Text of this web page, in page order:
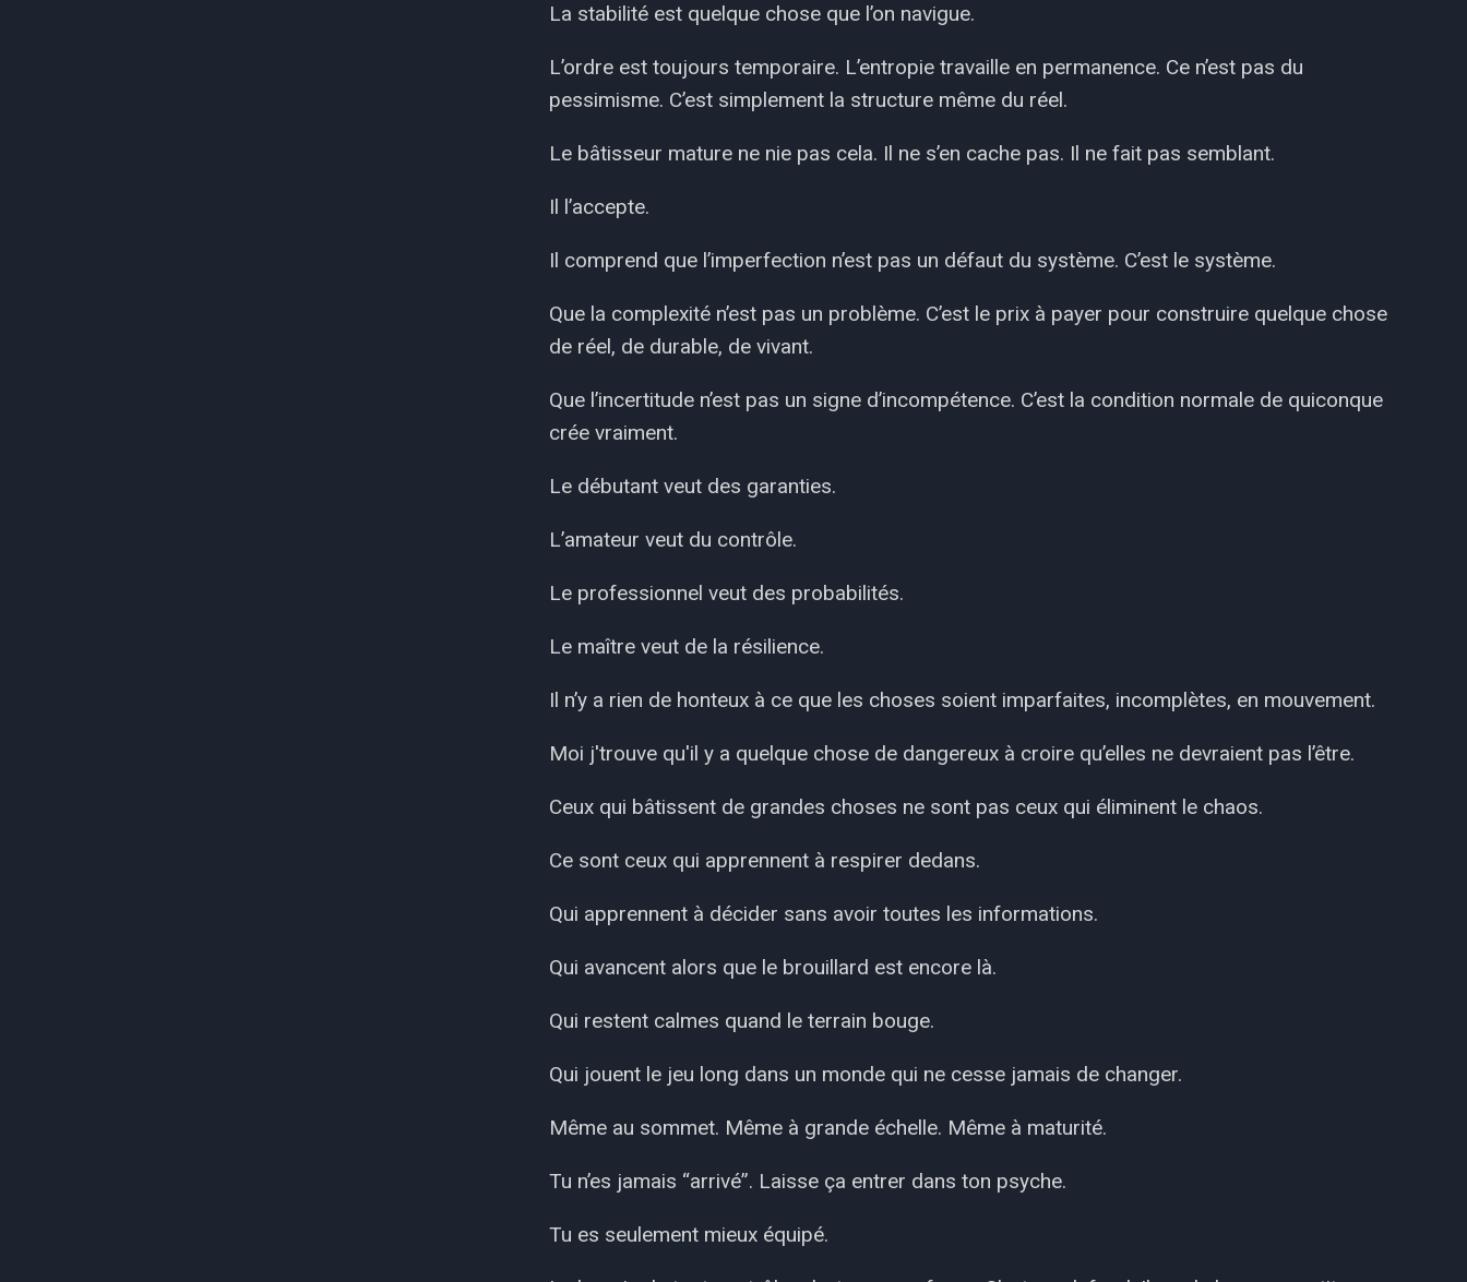
La stabilité est quelque chose que l’on navigue.
L’ordre est toujours temporaire. L’entropie travaille en permanence. Ce n’est pas du
pessimisme. C’est simplement la structure même du réel.
Le bâtisseur mature ne nie pas cela. Il ne s’en cache pas. Il ne fait pas semblant.
Il l’accepte.
Il comprend que l’imperfection n’est pas un défaut du système. C’est le système.
Que la complexité n’est pas un problème. C’est le prix à payer pour construire quelque chose
de réel, de durable, de vivant.
Que l’incertitude n’est pas un signe d’incompétence. C’est la condition normale de quiconque
crée vraiment.
Le débutant veut des garanties.
L’amateur veut du contrôle.
Le professionnel veut des probabilités.
Le maître veut de la résilience.
Il n’y a rien de honteux à ce que les choses soient imparfaites, incomplètes, en mouvement.
Moi j'trouve qu'il y a quelque chose de dangereux à croire qu’elles ne devraient pas l’être.
Ceux qui bâtissent de grandes choses ne sont pas ceux qui éliminent le chaos.
Ce sont ceux qui apprennent à respirer dedans.
Qui apprennent à décider sans avoir toutes les informations.
Qui avancent alors que le brouillard est encore là.
Qui restent calmes quand le terrain bouge.
Qui jouent le jeu long dans un monde qui ne cesse jamais de changer.
Même au sommet. Même à grande échelle. Même à maturité.
Tu n’es jamais “arrivé”. Laisse ça entrer dans ton psyche.
Tu es seulement mieux équipé.